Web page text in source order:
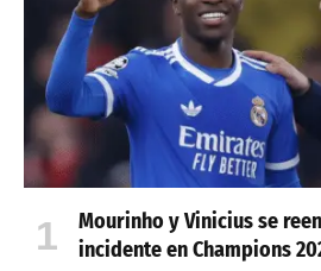
Mourinho y Vinicius se
incidente en Champions